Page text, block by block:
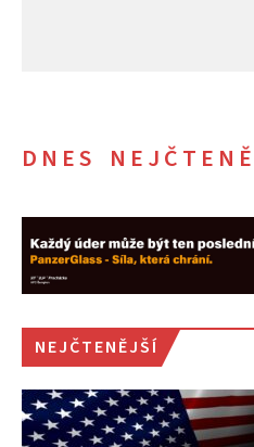
DNES
NEJČTENĚJŠÍ